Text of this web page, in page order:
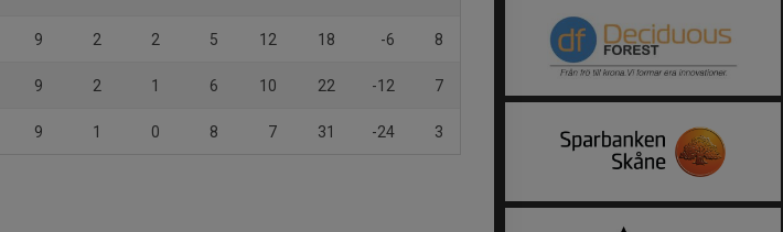
9 2 2 5 12 18 -6 8
9 2 1 6 10 22 -12 7
9 1 0 8 7 31 -24 3